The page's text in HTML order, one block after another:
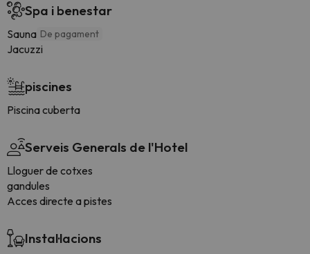
Spa i benestar
Sauna De pagament
Jacuzzi
piscines
Piscina cuberta
Serveis Generals de l'Hotel
Lloguer de cotxes
gandules
Acces directe a pistes
Instal·lacions